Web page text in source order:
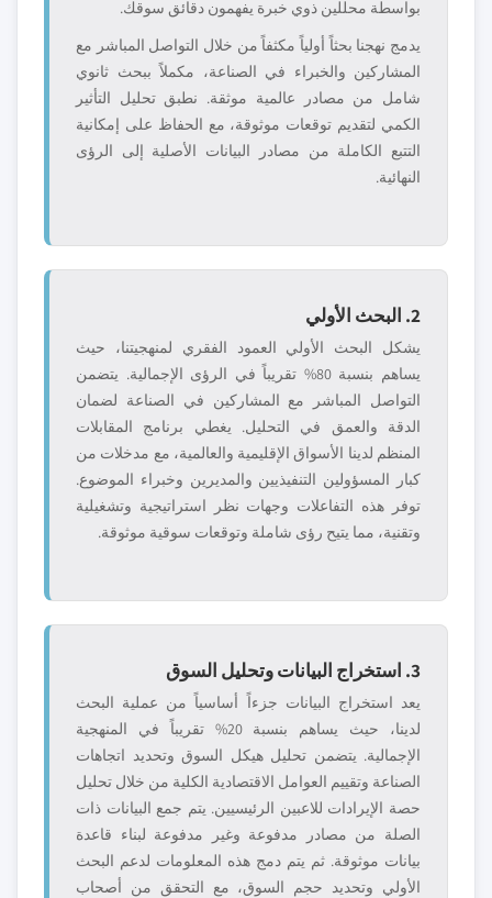
بواسطة محللين ذوي خبرة يفهمون دقائق سوقك.
يدمج نهجنا بحثاً أولياً مكثفاً من خلال التواصل المباشر مع
المشاركين والخبراء في الصناعة، مكملاً ببحث ثانوي
شامل من مصادر عالمية موثقة. نطبق تحليل التأثير
الكمي لتقديم توقعات موثوقة، مع الحفاظ على إمكانية
التتبع الكاملة من مصادر البيانات الأصلية إلى الرؤى
النهائية.
2. البحث الأولي
يشكل البحث الأولي العمود الفقري لمنهجيتنا، حيث
يساهم بنسبة 80% تقريباً في الرؤى الإجمالية. يتضمن
التواصل المباشر مع المشاركين في الصناعة لضمان
الدقة والعمق في التحليل. يغطي برنامج المقابلات
المنظم لدينا الأسواق الإقليمية والعالمية، مع مدخلات من
كبار المسؤولين التنفيذيين والمديرين وخبراء الموضوع.
توفر هذه التفاعلات وجهات نظر استراتيجية وتشغيلية
وتقنية، مما يتيح رؤى شاملة وتوقعات سوقية موثوقة.
3. استخراج البيانات وتحليل السوق
يعد استخراج البيانات جزءاً أساسياً من عملية البحث
لدينا، حيث يساهم بنسبة 20% تقريباً في المنهجية
الإجمالية. يتضمن تحليل هيكل السوق وتحديد اتجاهات
الصناعة وتقييم العوامل الاقتصادية الكلية من خلال تحليل
حصة الإيرادات للاعبين الرئيسيين. يتم جمع البيانات ذات
الصلة من مصادر مدفوعة وغير مدفوعة لبناء قاعدة
بيانات موثوقة. ثم يتم دمج هذه المعلومات لدعم البحث
الأولي وتحديد حجم السوق، مع التحقق من أصحاب